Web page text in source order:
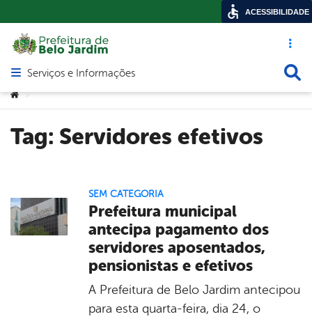
Acesso
Abrir menu principal de navegação
Serviços e Informações
Você está aqui:
>
Tag: Servidores efetivos
SEM CATEGORIA
Prefeitura municipal
antecipa pagamento dos
servidores aposentados,
pensionistas e efetivos
A Prefeitura de Belo Jardim antecipou
para esta quarta-feira, dia 24, o
ACESSIBILIDADE